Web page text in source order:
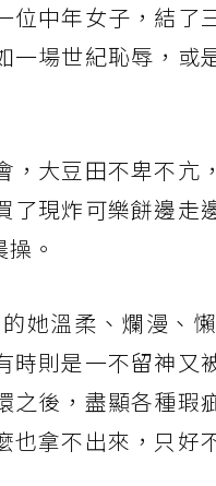
中年女子，結了
場世紀恥辱，或
大豆田不卑不亢
現炸可樂餅邊走
。
她溫柔、爛漫、
則是一不留神又
後，盡顯各種瑕
拿不出來，只好